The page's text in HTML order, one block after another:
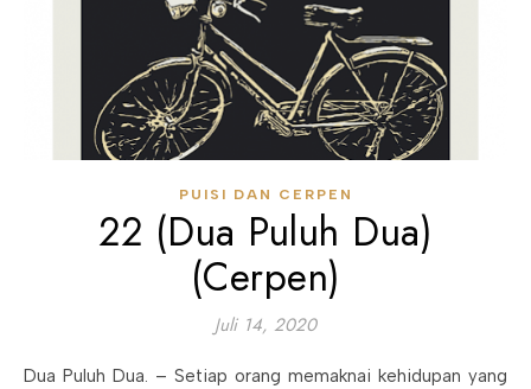
PUISI DAN CERPEN
22 (Dua Puluh Dua)
(Cerpen)
Juli 14, 2020
Dua Puluh Dua. – Setiap orang memaknai kehidupan yang